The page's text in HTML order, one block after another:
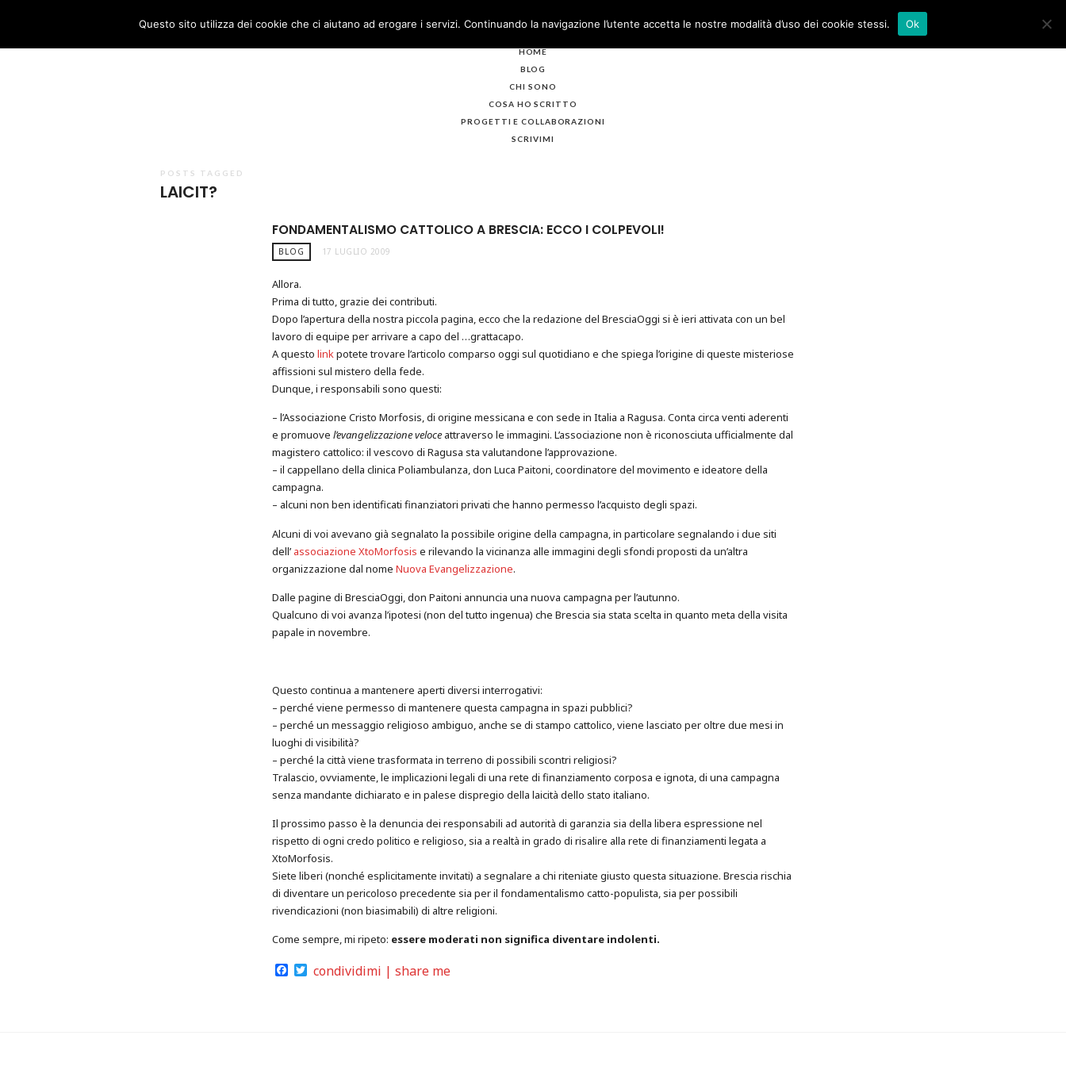
nadiolinda
HOME
BLOG
CHI SONO
COSA HO SCRITTO
PROGETTI E COLLABORAZIONI
SCRIVIMI
POSTS TAGGED
LAICIT?
FONDAMENTALISMO CATTOLICO A BRESCIA: ECCO I COLPEVOLI!
BLOG 17 LUGLIO 2009
Allora.
Prima di tutto, grazie dei contributi.
Dopo l’apertura della nostra piccola pagina, ecco che la redazione del BresciaOggi si è ieri attivata con un bel
lavoro di equipe per arrivare a capo del …grattacapo.
A questo linkpotete trovare l’articolo comparso oggi sul quotidiano e che spiega l’origine di queste misteriose
affissioni sul mistero della fede.
Dunque, i responsabili sono questi:
– l’Associazione Cristo Morfosis, di origine messicana e con sede in Italia a Ragusa. Conta circa venti aderenti
e promuove l’evangelizzazione veloce attraverso le immagini. L’associazione non è riconosciuta ufficialmente dal
magistero cattolico: il vescovo di Ragusa sta valutandone l’approvazione.
– il cappellano della clinica Poliambulanza, don Luca Paitoni, coordinatore del movimento e ideatore della
campagna.
– alcuni non ben identificati finanziatori privati che hanno permesso l’acquisto degli spazi.
Alcuni di voi avevano già segnalato la possibile origine della campagna, in particolare segnalando i due siti
dell’ associazione XtoMorfosis e rilevando la vicinanza alle immagini degli sfondi proposti da un’altra
organizzazione dal nome Nuova Evangelizzazione.
Dalle pagine di BresciaOggi, don Paitoni annuncia una nuova campagna per l’autunno.
Qualcuno di voi avanza l’ipotesi (non del tutto ingenua) che Brescia sia stata scelta in quanto meta della visita
papale in novembre.
Questo continua a mantenere aperti diversi interrogativi:
– perché viene permesso di mantenere questa campagna in spazi pubblici?
– perché un messaggio religioso ambiguo, anche se di stampo cattolico, viene lasciato per oltre due mesi in
luoghi di visibilità?
– perché la città viene trasformata in terreno di possibili scontri religiosi?
Tralascio, ovviamente, le implicazioni legali di una rete di finanziamento corposa e ignota, di una campagna
senza mandante dichiarato e in palese dispregio della laicità dello stato italiano.
Il prossimo passo è la denuncia dei responsabili ad autorità di garanzia sia della libera espressione nel
rispetto di ogni credo politico e religioso, sia a realtà in grado di risalire alla rete di finanziamenti legata a
XtoMorfosis.
Siete liberi (nonché esplicitamente invitati) a segnalare a chi riteniate giusto questa situazione. Brescia rischia
di diventare un pericoloso precedente sia per il fondamentalismo catto-populista, sia per possibili
rivendicazioni (non biasimabili) di altre religioni.
Come sempre, mi ripeto: essere moderati non significa diventare indolenti.
Facebook
Twitter
condividimi | share me
Questo sito utilizza dei cookie che ci aiutano ad erogare i servizi. Continuando la navigazione l’utente accetta le nostre modalità d’uso dei cookie stessi. Ok